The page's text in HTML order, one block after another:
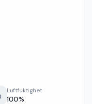
Luftfuktighet
100%